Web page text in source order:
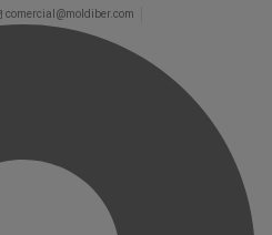
comercial@moldiber.com